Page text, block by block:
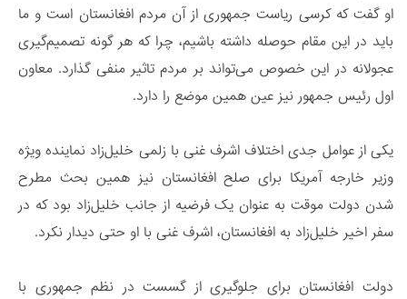
او گفت که کرسی ریاست جمهوری از آن مردم افغانستان است و ما
باید در این مقام حوصله داشته باشیم، چرا که هر گونه تصمیم‌گیری
عجولانه در این خصوص می‌تواند بر مردم تاثیر منفی گذارد. معاون
اول رئیس جمهور نیز عین همین موضع را دارد.
یکی از عوامل جدی اختلاف اشرف غنی با زلمی خلیل‌زاد نماینده ویژه
وزیر خارجه آمریکا برای صلح افغانستان نیز همین بحث مطرح
شدن دولت موقت به عنوان یک فرضیه از جانب خلیل‌زاد بود که در
سفر اخیر خلیل‌زاد به افغانستان، اشرف غنی با او حتی دیدار نکرد.
دولت افغانستان برای جلوگیری از گسست در نظم جمهوری با